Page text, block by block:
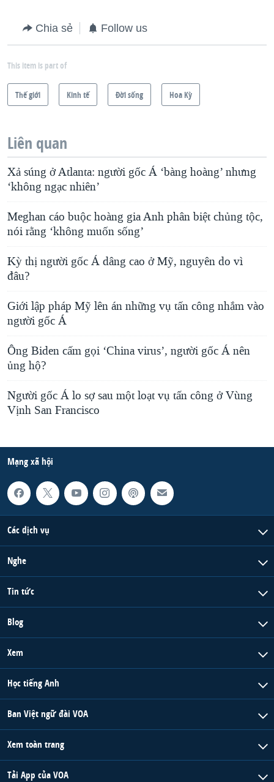
Chia sẻ Follow us
This item is part of
Thế giới Kinh tế Ðời sống Hoa Kỳ
Liên quan
Xả súng ở Atlanta: người gốc Á ‘bàng hoàng’ nhưng
‘không ngạc nhiên’
Meghan cáo buộc hoàng gia Anh phân biệt chủng tộc,
nói rằng ‘không muốn sống’
Kỳ thị người gốc Á dâng cao ở Mỹ, nguyên do vì
đâu?
Giới lập pháp Mỹ lên án những vụ tấn công nhắm vào
người gốc Á
Ông Biden cấm gọi ‘China virus’, người gốc Á nên
ủng hộ?
Người gốc Á lo sợ sau một loạt vụ tấn công ở Vùng
Vịnh San Francisco
Mạng xã hội
Các dịch vụ
Nghe
Tin tức
Blog
Xem
Học tiếng Anh
Ban Việt ngữ đài VOA
Xem toàn trang
Tải App của VOA